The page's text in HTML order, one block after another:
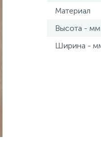
Материал
Высота - мм
Ширина -